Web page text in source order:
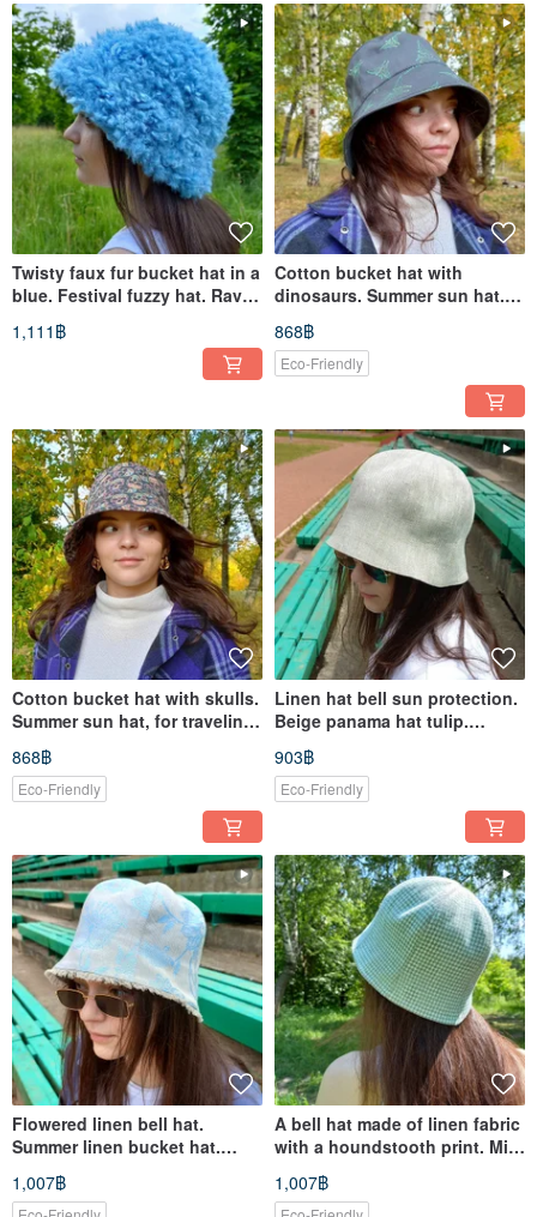
Twisty faux fur bucket hat in a
blue. Festival fuzzy hat. Rave
bucket hat.
1,111฿
Cotton bucket hat with
dinosaurs. Summer sun hat.
Hat bucket with pterodactyls.
868฿
Eco-Friendly
Cotton bucket hat with skulls.
Summer sun hat, for traveling
and walking.
868฿
Eco-Friendly
Linen hat bell sun protection.
Beige panama hat tulip.
Summer linen bucket hat.
903฿
Eco-Friendly
Flowered linen bell hat.
Summer linen bucket hat.
Beige blue panama hat tulip.
1,007฿
A bell hat made of linen fabric
with a houndstooth print. Mint
1,007฿